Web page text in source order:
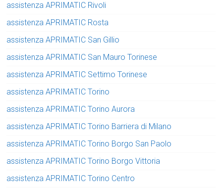
assistenza APRIMATIC Rivoli
assistenza APRIMATIC Rosta
assistenza APRIMATIC San Gillio
assistenza APRIMATIC San Mauro Torinese
assistenza APRIMATIC Settimo Torinese
assistenza APRIMATIC Torino
assistenza APRIMATIC Torino Aurora
assistenza APRIMATIC Torino Barriera di Milano
assistenza APRIMATIC Torino Borgo San Paolo
assistenza APRIMATIC Torino Borgo Vittoria
assistenza APRIMATIC Torino Centro